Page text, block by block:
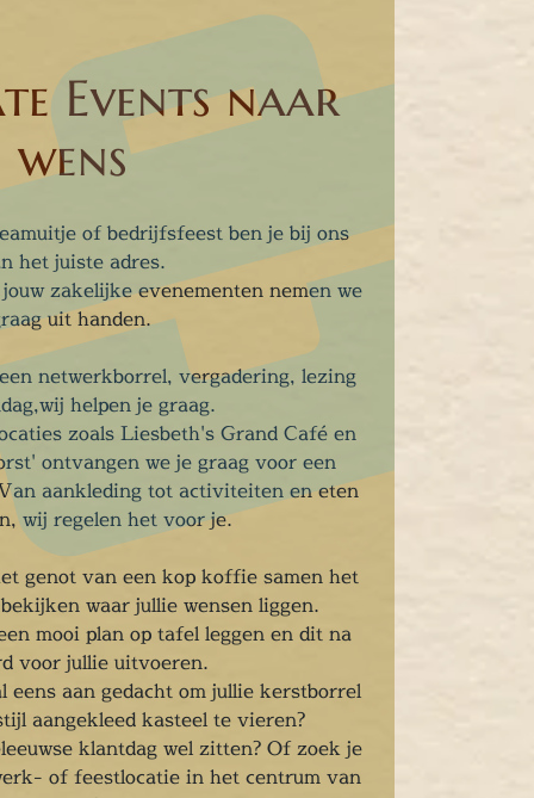
Events naar
wens
of bedrijfsfeest ben je bij ons
het juiste adres.
zakelijke evenementen nemen we
uit handen.
netwerkborrel, vergadering, lezing
helpen je graag.
zoals Liesbeth's Grand Café en
ontvangen we je graag voor een
aankleding tot activiteiten en eten
wij regelen het voor je.
genot van een kop koffie samen het
waar jullie wensen liggen.
mooi plan op tafel leggen en dit na
voor jullie uitvoeren.
eens aan gedacht om jullie kerstborrel
aangekleed kasteel te vieren?
klantdag wel zitten? Of zoek je
of feestlocatie in het centrum van